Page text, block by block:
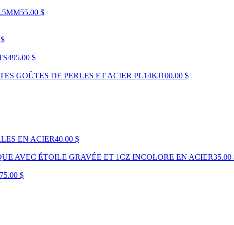
55.00 $
495.00 $
GOÛTES DE PERLES ET ACIER PL14KJ100.00 $
EN ACIER40.00 $
AVEC ÉTOILE GRAVÉE ET 1CZ INCOLORE EN ACIER35.00
75.00 $